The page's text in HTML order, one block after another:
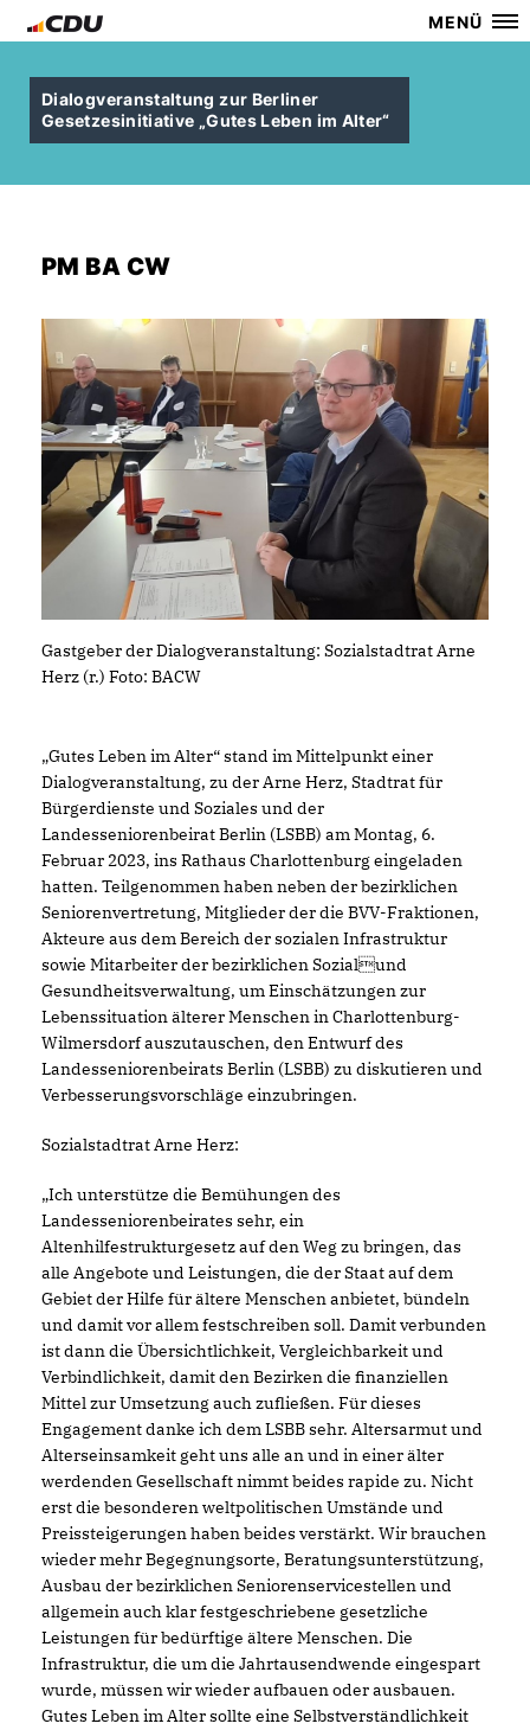
MENÜ
Dialogveranstaltung zur Berliner
Gesetzesinitiative „Gutes Leben im Alter“
PM BA CW
Gastgeber der Dialogveranstaltung: Sozialstadtrat Arne
Herz (r.) Foto: BACW
Gutes Leben im Alter“ stand im Mittelpunkt einer
Dialogveranstaltung, zu der Arne Herz, Stadtrat für
Bürgerdienste und Soziales und der
Landesseniorenbeirat Berlin (LSBB) am Montag, 6.
Februar 2023, ins Rathaus Charlottenburg eingeladen
hatten. Teilgenommen haben neben der bezirklichen
Seniorenvertretung, Mitglieder der die BVV-Fraktionen,
Akteure aus dem Bereich der sozialen Infrastruktur
sowie Mitarbeiter der bezirklichen Sozialund
Gesundheitsverwaltung, um Einschätzungen zur
Lebenssituation älterer Menschen in Charlottenburg-
Wilmersdorf auszutauschen, den Entwurf des
Landesseniorenbeirats Berlin (LSBB) zu diskutieren und
Verbesserungsvorschläge einzubringen.
Sozialstadtrat Arne Herz:
Ich unterstütze die Bemühungen des
Landesseniorenbeirates sehr, ein
Altenhilfestrukturgesetz auf den Weg zu bringen, das
alle Angebote und Leistungen, die der Staat auf dem
Gebiet der Hilfe für ältere Menschen anbietet, bündeln
und damit vor allem festschreiben soll. Damit verbunden
ist dann die Übersichtlichkeit, Vergleichbarkeit und
Verbindlichkeit, damit den Bezirken die finanziellen
Mittel zur Umsetzung auch zufließen. Für dieses
Engagement danke ich dem LSBB sehr. Altersarmut und
Alterseinsamkeit geht uns alle an und in einer älter
werdenden Gesellschaft nimmt beides rapide zu. Nicht
erst die besonderen weltpolitischen Umstände und
Preissteigerungen haben beides verstärkt. Wir brauchen
wieder mehr Begegnungsorte, Beratungsunterstützung,
Ausbau der bezirklichen Seniorenservicestellen und
allgemein auch klar festgeschriebene gesetzliche
Leistungen für bedürftige ältere Menschen. Die
Infrastruktur, die um die Jahrtausendwende eingespart
wurde, müssen wir wieder aufbauen oder ausbauen.
Gutes Leben im Alter sollte eine Selbstverständlichkeit